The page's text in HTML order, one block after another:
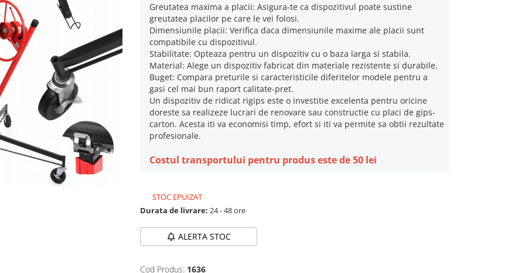
Greutatea maxima a placii: Asigura-te ca dispozitivul poate sustine
greutatea placilor pe care le vei folosi.
Dimensiunile placii: Verifica daca dimensiunile maxime ale placii sunt
compatibile cu dispozitivul.
Stabilitate: Opteaza pentru un dispozitiv cu o baza larga si stabila.
Material: Alege un dispozitiv fabricat din materiale rezistente si durabile.
Buget: Compara preturile si caracteristicile diferitelor modele pentru a
gasi cel mai bun raport calitate-pret.
Un dispozitiv de ridicat rigips este o investitie excelenta pentru oricine
doreste sa realizeze lucrari de renovare sau constructie cu placi de gips-
carton. Acesta iti va economisi timp, efort si iti va permite sa obtii rezultate
profesionale.
Costul transportului pentru produs este de 50 lei
STOC EPUIZAT
Durata de livrare: 24 - 48 ore
ALERTA STOC
Cod Produs: 1636